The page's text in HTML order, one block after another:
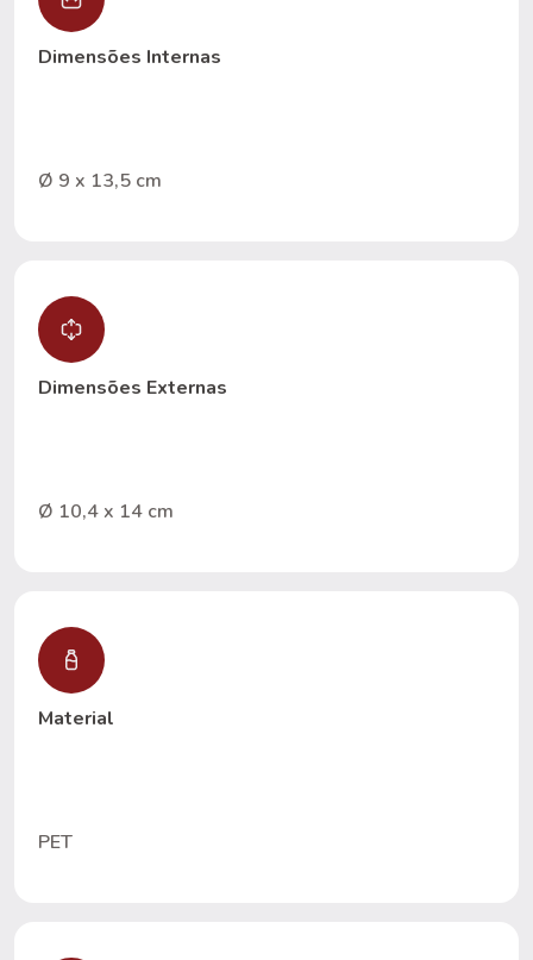
Dimensões Internas
Ø 9 x 13,5 cm
Dimensões Externas
Ø 10,4 x 14 cm
Material
PET